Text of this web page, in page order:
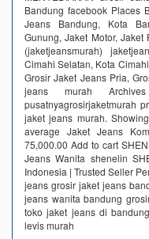
Bandung facebook Places
Jeans Bandung, Kota
Gunung, Jaket Motor,
(jaketjeansmurah)
Cimahi Selatan, Kota
Grosir Jaket Jeans Pria,
jeans murah
pusatnyagrosirjaketmurah
jaket jeans murah.
average Jaket Jeans
75,000.00 Add to cart
Jeans Wanita‎ shenelin
Indonesia | Trusted Seller
jeans grosir jaket jeans
jeans wanita bandung
toko jaket jeans di
levis murah